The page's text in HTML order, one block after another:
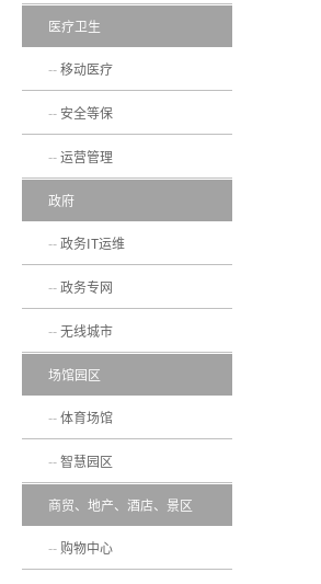
医疗卫生
移动医疗
安全等保
运营管理
政府
政务IT运维
政务专网
无线城市
场馆园区
体育场馆
智慧园区
商贸、地产、酒店、景区
购物中心